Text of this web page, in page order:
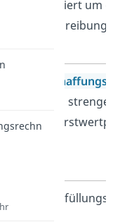
reduziert um
(aber: strenges
mit